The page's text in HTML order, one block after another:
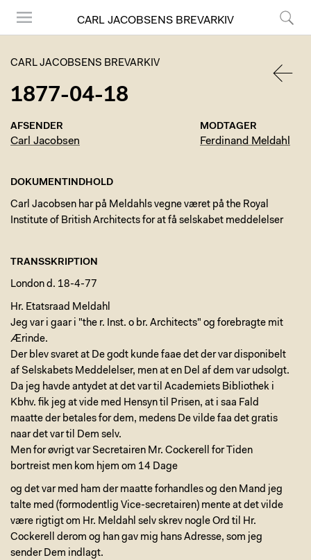
CARL JACOBSENS BREVARKIV
CARL JACOBSENS BREVARKIV
1877-04-18
AFSENDER
Carl Jacobsen
MODTAGER
Ferdinand Meldahl
DOKUMENTINDHOLD
Carl Jacobsen har på Meldahls vegne været på the Royal
Institute of British Architects for at få selskabet meddelelser
TRANSSKRIPTION
London d. 18-4-77
Hr. Etatsraad Meldahl
Jeg var i gaar i "the r. Inst. o br. Architects" og forebragte mit
Ærinde.
Der blev svaret at De godt kunde faae det der var disponibelt
af Selskabets Meddelelser, men at en Del af dem var udsolgt.
Da jeg havde antydet at det var til Academiets Bibliothek i
Kbhv. fik jeg at vide med Hensyn til Prisen, at i saa Fald
maatte der betales for dem, medens De vilde faa det gratis
naar det var til Dem selv.
Men for øvrigt var Secretairen Mr. Cockerell for Tiden
bortreist men kom hjem om 14 Dage
og det var med ham der maatte forhandles og den Mand jeg
talte med (formodentlig Vice-secretairen) mente at det vilde
være rigtigt om Hr. Meldahl selv skrev nogle Ord til Hr.
Cockerell derom og han gav mig hans Adresse, som jeg
sender Dem indlagt.